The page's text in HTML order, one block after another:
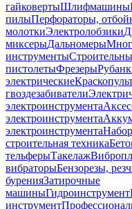
гайковертыШлифмашины
пилыПерфораторы,
молоткиЭлектролобзики
миксерыДальномеры
инструменты
пистолетыФрезеры
электрические
гвоздезабиватели
электроинструмента
электроинструмента
электроинструмента
строительная техника
тельферыТакелаж
вибраторыБензорезы,
буренияЗатирочные
машиныГидроинструмент
инструмент